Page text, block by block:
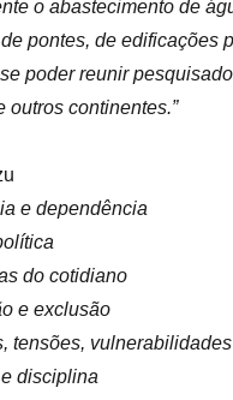
o abastecimento de
pontes, de edificações
poder reunir
outros continentes.”
e dependência
do cotidiano
e exclusão
tensões, vulnerabilidades
disciplina